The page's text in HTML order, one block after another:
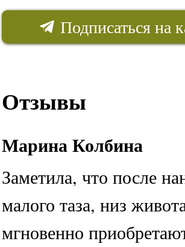
Подписаться на
Отзывы
Марина Колбина
Заметила, что после
малого таза, низ
мгновенно